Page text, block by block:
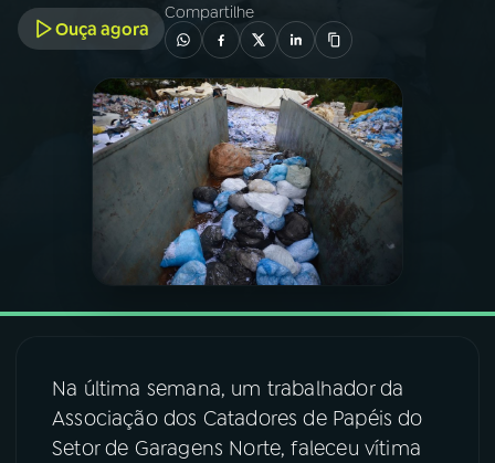
PROGRAMAÇÃO
PROGRAMAS
PODCASTS
08 FESTIVAL DE MÚSICA
Ouça agora
Compartilhe
Na última semana, um trabalhador da
Associação dos Catadores de Papéis do
Setor de Garagens Norte, faleceu vítima